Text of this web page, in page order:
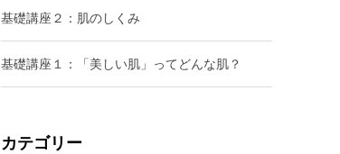
基礎講座２：肌のしくみ
基礎講座１：「美しい肌」ってどんな肌？
カテゴリー